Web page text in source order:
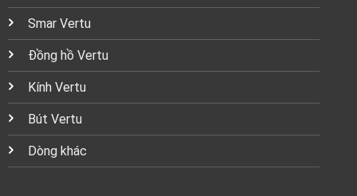
Smar Vertu
Đồng hồ Vertu
Kính Vertu
Bút Vertu
Dòng khác